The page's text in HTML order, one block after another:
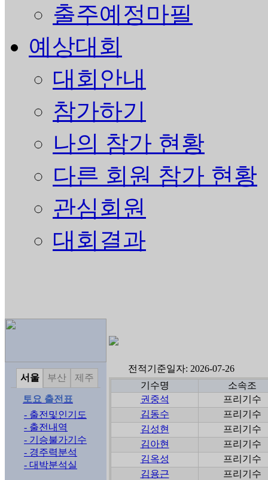
출주예정마필
예상대회
대회안내
참가하기
나의 참가 현황
다른 회원 참가 현황
관심회원
대회결과
서울 부산 제주
토요 출전표
- 출전및인기도
- 출전내역
- 기승불가기수
- 경주력분석
- 대박분석실
전적기준일자: 2026-07-26
기수명
소속조
권중석
프리기수
김동수
프리기수
김성현
프리기수
김아현
프리기수
김옥성
프리기수
김용근
프리기수